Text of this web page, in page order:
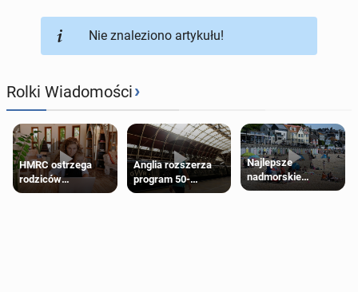
Nie znaleziono artykułu!
Rolki Wiadomości›
HMRC ostrzega
rodziców
pobierających Child
Anglia rozszerza
program 50-
procentowych
Najlepsze
nadmorskie
miasteczko blisko